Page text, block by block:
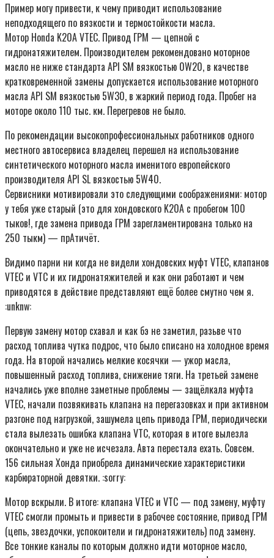
Пример могу привести, к чему приводит использование
неподходящего по вязкости и термостойкости масла.
Мотор Honda K20A VTEC. Привод ГРМ — цепной с
гидронатяжителем. Производителем рекомендовано моторное
масло не ниже стандарта API SM вязкостью 0W20, в качестве
кратковременной замены допускается использование моторного
масла API SM вязкостью 5W30, в жаркий период года. Пробег на
моторе около 110 тыс. км. Перегревов не было.
По рекомендации высокопрофессиональных работников одного
местного автосервиса владелец перешел на использование
синтетического моторного масла именитого европейского
производителя API SL вязкостью 5W40.
Сервисники мотивировали это следующими соображениями: мотор
у тебя уже старый (это для хондовского K20A с пробегом 100
тыков!, где замена привода ГРМ зарегламентирована только на
250 тыкм) — прАтичёт.
Видимо парни ни когда не видели хондовских муфт VTEC, клапанов
VTEC и VTC и их гидронатяжителей и как они работают и чем
приводятся в действие представляют ещё более смутно чем я.
:unknw:
Первую замену мотор схавал и как бэ не заметил, разьве что
расход топлива чутка подрос, что было списано на холодное время
года. На второй начались мелкие косячки — ужор масла,
повышенный расход топлива, снижение тяги. На третьей замене
начались уже вполне заметные проблемы — защёлкала муфта
VTEC, начали позвякивать клапана на перегазовках и при активном
разгоне под нагрузкой, зашумела цепь привода ГРМ, периодически
стала вылезать ошибка клапана VTC, которая в итоге вылезла
окончательно и уже не исчезала. Авта перестала ехать. Совсем.
156 сильная Хонда приобрела динамические характеристики
карбюраторной девятки. :sorry:
Мотор вскрыли. В итоге: клапана VTEC и VTC — под замену, муфту
VTEC смогли промыть и привести в рабочее состояние, привод ГРМ
(цепь, звездочки, успокоители и гидронатяжитель) под замену.
Все тонкие каналы по которым должно идти моторное масло,